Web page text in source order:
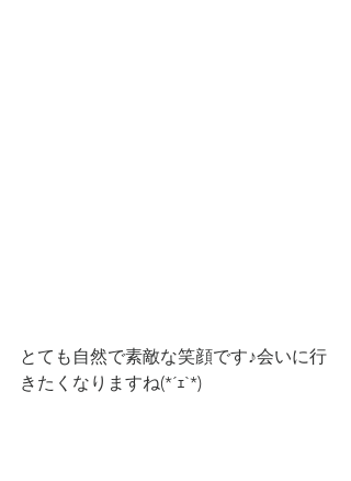
とても自然で素敵な笑顔です♪会いに行
きたくなりますね(*´ｪ`*)